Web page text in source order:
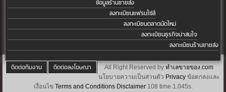
ข้อมูลร้านขายส่ง
ลงทะเบียนแฟรนไชส์
ลงทะเบียนตลาดนัดใหม่
ลงทะเบียนธุรกิจน่าสนใจ
ลงทะเบียนร้านขายส่ง
ติดต่อทีมงาน ติดต่อลงโฆษณา All Right Reserved by ทำเลขายของ.com
นโยบายความเป็นส่วนตัว Privacy ข้อตกลงและ
เงื่อนไข Terms and Conditions Disclaimer108 time 1.045s.